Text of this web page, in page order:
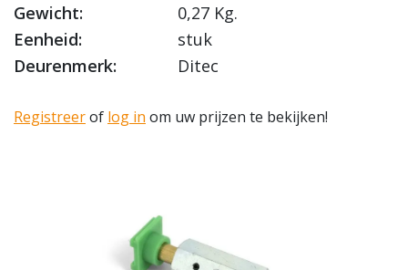
Gewicht:
0,27 Kg.
Eenheid:
stuk
Deurenmerk:
Ditec
Registreerof log in om uw prijzen te bekijken!